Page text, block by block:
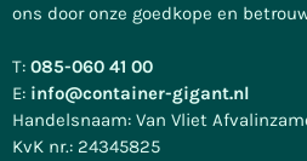
ons door onze goedkope en
T: 085-060 41 00
E: info@container-gigant.nl
Handelsnaam: Van Vliet
KvK nr.: 24345825